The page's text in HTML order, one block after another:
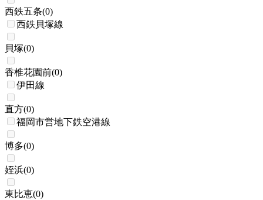
西鉄五条(0)
西鉄貝塚線
貝塚(0)
香椎花園前(0)
伊田線
直方(0)
福岡市営地下鉄空港線
博多(0)
姪浜(0)
東比恵(0)